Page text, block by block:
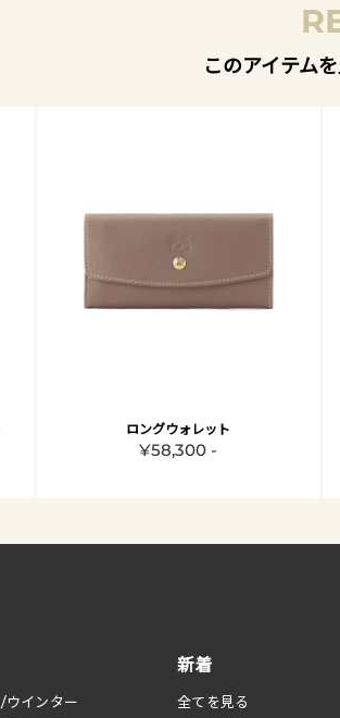
このアイテム
ロングウォレット
¥58,300 -
/ウインター
新着
全てを見る